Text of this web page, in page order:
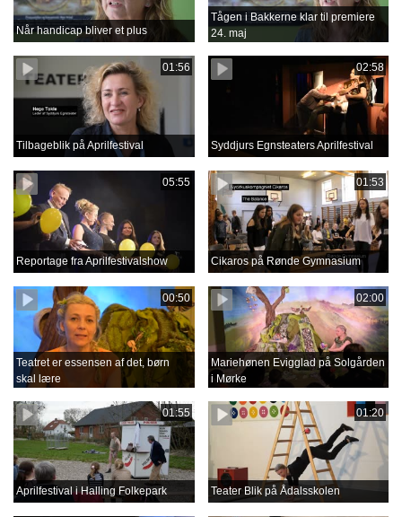
Når handicap bliver et plus
Tågen i Bakkerne klar til premiere
24. maj
01:56
Tilbageblik på Aprilfestival
02:58
Syddjurs Egnsteaters Aprilfestival
05:55
Reportage fra Aprilfestivalshow
01:53
Cikaros på Rønde Gymnasium
00:50
Teatret er essensen af det, børn
skal lære
02:00
Mariehønen Evigglad på Solgården
i Mørke
01:55
Aprilfestival i Halling Folkepark
01:20
Teater Blik på Ådalsskolen